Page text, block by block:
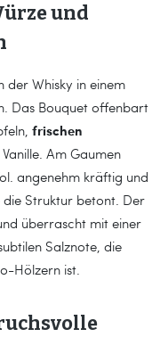
und
der Whisky in einem
Das Bouquet offenbart
frischen
Am Gaumen
angenehm kräftig und
Struktur betont. Der
überrascht mit einer
Salznote, die
Hölzern ist.